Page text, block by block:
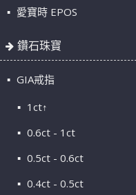
愛寶時 EPOS
鑽石珠寶
GIA戒指
1ct↑
0.6ct - 1ct
0.5ct - 0.6ct
0.4ct - 0.5ct